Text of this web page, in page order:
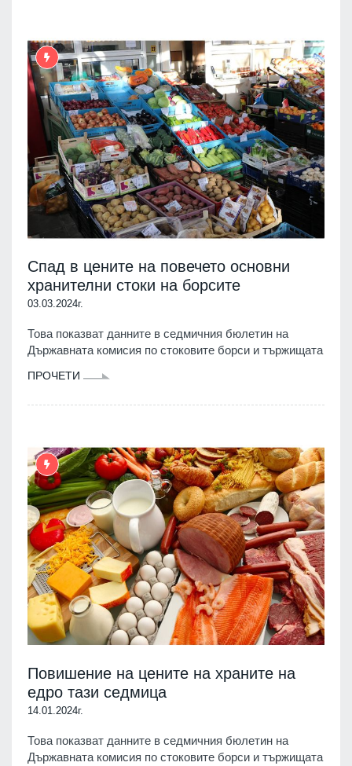
Спад в цените на повечето основни
хранителни стоки на борсите
03.03.2024г.
Това показват данните в седмичния бюлетин на
Държавната комисия по стоковите борси и тържищата
ПРОЧЕТИ
Повишение на цените на храните на
едро тази седмица
14.01.2024г.
Това показват данните в седмичния бюлетин на
Държавната комисия по стоковите борси и тържищата